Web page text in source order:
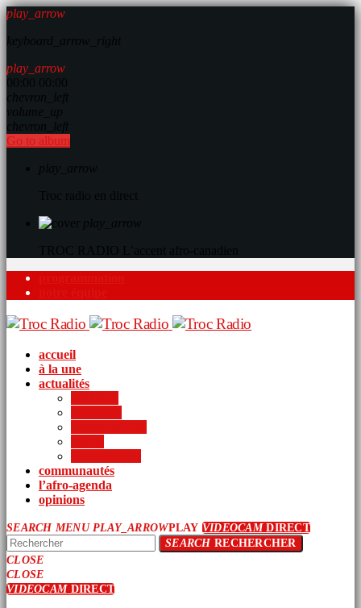
play_arrow
play_arrow
Go to album
accueil
à la une
actualités
communautés
l’afro-agenda
opinions
SEARCH MENU PLAY_ARROWPLAY VIDEOCAMDIRECT
SEARCHRECHERCHER
CLOSE
CLOSE
VIDEOCAMDIRECT